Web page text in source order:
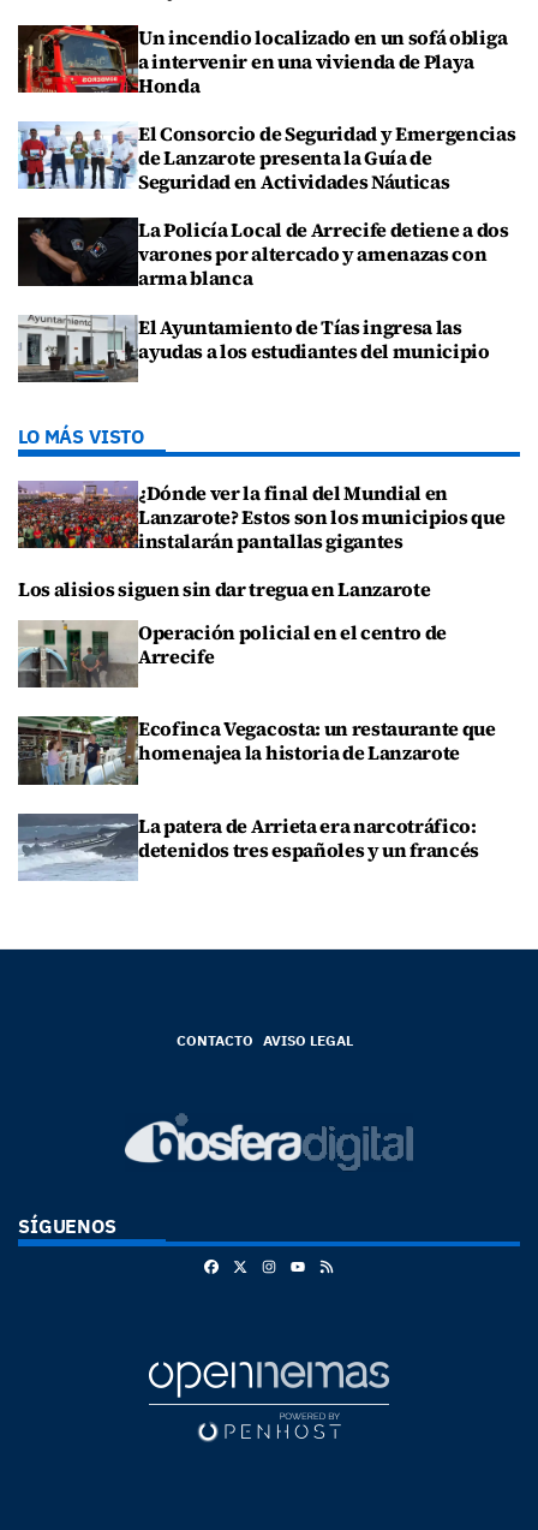
Un incendio localizado en un sofá obliga
a intervenir en una vivienda de Playa
Honda
El Consorcio de Seguridad y Emergencias
de Lanzarote presenta la Guía de
Seguridad en Actividades Náuticas
La Policía Local de Arrecife detiene a dos
varones por altercado y amenazas con
arma blanca
El Ayuntamiento de Tías ingresa las
ayudas a los estudiantes del municipio
LO MÁS VISTO
¿Dónde ver la final del Mundial en
Lanzarote? Estos son los municipios que
instalarán pantallas gigantes
Los alisios siguen sin dar tregua en Lanzarote
Operación policial en el centro de
Arrecife
Ecofinca Vegacosta: un restaurante que
homenajea la historia de Lanzarote
La patera de Arrieta era narcotráfico:
detenidos tres españoles y un francés
CONTACTO AVISO LEGAL
SÍGUENOS
FacebookInstagram